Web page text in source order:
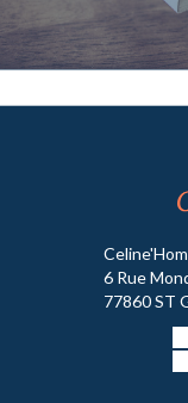
6 Rue
77860 ST